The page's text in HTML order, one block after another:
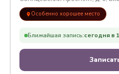
Особенно хорошее место
Ближайшая запись:сегодня в